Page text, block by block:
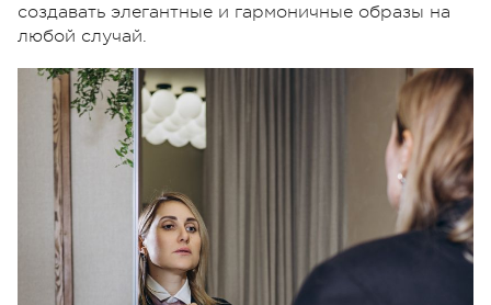
создавать элегантные и гармоничные образы на
любой случай.